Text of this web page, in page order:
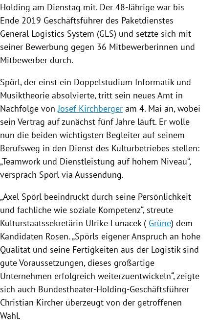
Untermenü
Untermenü
Untermenü
Untermenü
Untermenü
Holding am Dienstag mit. Der 48-Jährige war bis
Ende 2019 Geschäftsführer des Paketdienstes
General Logistics System (GLS) und setzte sich mit
seiner Bewerbung gegen 36 Mitbewerberinnen und
Mitbewerber durch.
Spörl, der einst ein Doppelstudium Informatik und
Musiktheorie absolvierte, tritt sein neues Amt in
Nachfolge von Josef Kirchberger am 4. Mai an, wobei
sein Vertrag auf zunächst fünf Jahre läuft. Er wolle
nun die beiden wichtigsten Begleiter auf seinem
Berufsweg in den Dienst des Kulturbetriebes stellen:
„Teamwork und Dienstleistung auf hohem Niveau“,
versprach Spörl via Aussendung.
„Axel Spörl beeindruckt durch seine Persönlichkeit
und fachliche wie soziale Kompetenz“, streute
Kulturstaatssekretärin Ulrike Lunacek ( Grüne) dem
Kandidaten Rosen. „Spörls eigener Anspruch an hohe
Qualität und seine Fertigkeiten aus der Logistik sind
gute Voraussetzungen, dieses großartige
Unternehmen erfolgreich weiterzuentwickeln“, zeigte
sich auch Bundestheater-Holding-Geschäftsführer
Christian Kircher überzeugt von der getroffenen
Wahl.